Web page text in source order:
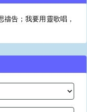
告；我要用靈歌唱，